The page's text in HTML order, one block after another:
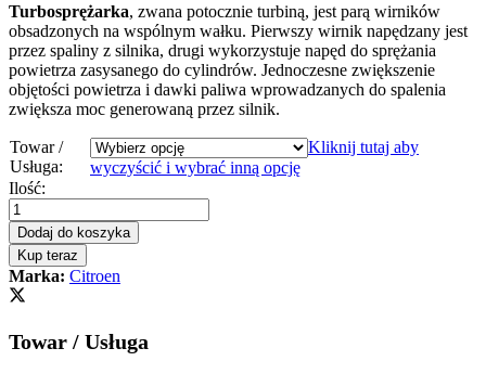
Turbosprężarka, zwana potocznie turbiną, jest parą wirników
obsadzonych na wspólnym wałku. Pierwszy wirnik napędzany jest
przez spaliny z silnika, drugi wykorzystuje napęd do sprężania
powietrza zasysanego do cylindrów. Jednoczesne zwiększenie
objętości powietrza i dawki paliwa wprowadzanych do spalenia
zwiększa moc generowaną przez silnik.
Towar /
Usługa:
Kliknij tutaj aby
wyczyścić i wybrać inną opcję
Turbosprężarka-
turbina
Citroen
SPACETOURER
1.2
THP
110/131
829754
Ilość:
Dodaj do koszyka
Kup teraz
Marka: Citroen
Towar / Usługa